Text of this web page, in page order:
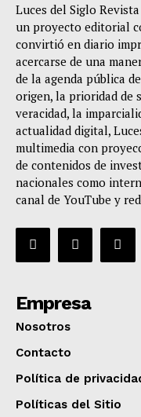
Luces del Siglo
un proyecto editorial
convirtió en diario
acercarse de una
de la agenda pública
origen, la prioridad de
veracidad, la
actualidad digital,
multimedia con
de contenidos de
nacionales como
canal de YouTube y
Empresa
Nosotros
Contacto
Política de
Políticas del Sitio